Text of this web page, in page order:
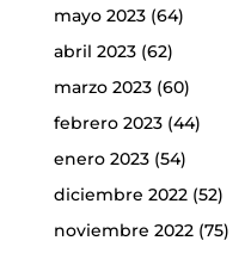
mayo 2023(64)
abril 2023(62)
marzo 2023(60)
febrero 2023(44)
enero 2023(54)
diciembre 2022(52)
noviembre 2022(75)